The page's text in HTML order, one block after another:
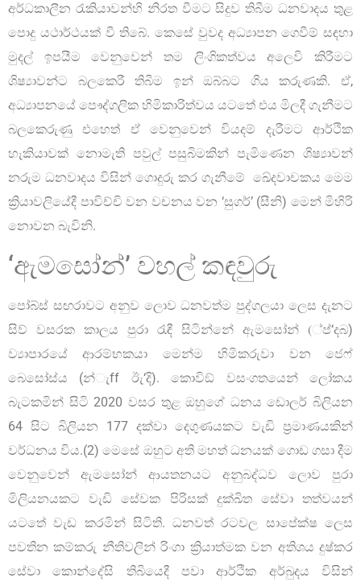
අර්ධකාලීන රැකියාවන්හි නිරත වීමට සිදුව තිබීම ධනවාදය තුළ
පොදු යථාර්ථයක් වී තිබේ. කෙසේ වුවද අධ්‍යාපන ගෙවීම් සඳහා
මුදල් ඉපයීම වෙනුවෙන් තම ලිංගිකත්වය අලෙවි කිරීමට
ශිෂ්‍යාවන්ට බලකෙරී තිබීම ඉන් ඔබ්බට ගිය කරුණකි. ඒ,
අධ්‍යාපනයේ පෞද්ගලික හිමිකාරිත්වය යටතේ එය මිලදී ගැනීමට
බලකෙරුණු එහෙත් ඒ වෙනුවෙන් වියදම් දැරීමට ආර්ථික
හැකියාවක් නොමැති පවුල් පසුබිමකින් පැමිණෙන ශිෂ්‍යාවන්
නරුම ධනවාදය විසින් ගොදුරු කර ගැනීමේ ඛේදවාචකය මෙම
ක්‍රියාවලියේදී පාවිච්චි වන වචනය වන ‘සුගර්’ (සීනි) මෙන් මිහිරි
නොවන බැවිනි.
‘ඇමසෝන්’ වහල් කඳවුරු
පෝබ්ස් සඟරාවට අනුව ලොව ධනවත්ම පුද්ගලයා ලෙස දැනට
සිව් වසරක කාලය පුරා රැඳී සිටින්නේ ඇමසෝන් (්ප්‘දබ)
ව්‍යාපාරයේ ආරම්භකයා මෙන්ම හිමිකරුවා වන ජෙෆ්
බෙසෝස්ය (න්‍ැff ඊැ‘දි). කොවිඞ් වසංගතයෙන් ලෝකය
බැටකමින් සිටි 2020 වසර තුළ ඔහුගේ ධනය ඩොලර් බිලියන
64 සිට බිලියන 177 දක්වා දෙගුණයකට වැඩි ප්‍රමාණයකින්
වර්ධනය විය.(2) මෙසේ ඔහුට අති මහත් ධනයක් ගොඩ ගසා දීම
වෙනුවෙන් ඇමසෝන් ආයතනයට අනුබද්ධව ලොව පුරා
මිලියනයකට වැඩි සේවක පිරිසක් දුක්ඛිත සේවා තත්වයන්
යටතේ වැඩ කරමින් සිටිති. ධනවත් රටවල සාපේක්ෂ ලෙස
පවතින කම්කරු නීතිවලින් රිංගා ක්‍රියාත්මක වන අතිශය දුෂ්කර
සේවා කොන්දේසි තිබියෙදී පවා ආර්ථික අර්බුදය විසින්